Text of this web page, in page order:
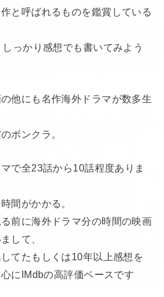
と呼ばれるものを鑑賞している
っかり感想でも書いてみよう
他にも名作海外ドラマが数多生
ボンクラ。
で全23話から10話程度ありま
間がかかる。
前に海外ドラマ分の時間の映画
して、
てたもしくは10年以上感想を
にIMdbの高評価ベースです